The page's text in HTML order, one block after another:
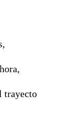
trayecto